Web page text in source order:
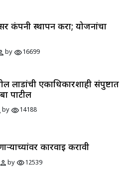
कंपनी स्थापन करा; योजनांचा
byvisibility16699
लाडांची एकाधिकारशाही संपुष्टात
पाटील
byvisibility14188
कारवाई करावी
personbyvisibility12539